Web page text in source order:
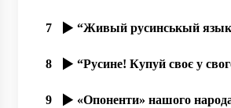
7
8
9